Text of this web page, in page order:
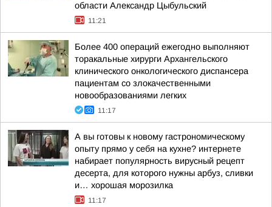
области Александр Цыбульский
11:21
Более 400 операций ежегодно выполняют
торакальные хирурги Архангельского
клинического онкологического диспансера
пациентам со злокачественными
новообразованиями легких
11:17
А вы готовы к новому гастрономическому
опыту прямо у себя на кухне? интернете
набирает популярность вирусный рецепт
десерта, для которого нужны арбуз, сливки
и… хорошая морозилка
11:17